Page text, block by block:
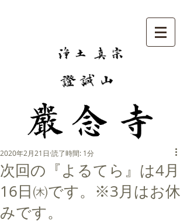
次回の『よるてら』は4月
16日㈭です。※3月はお休
みです。
2020年2月21日 読了時間: 1分